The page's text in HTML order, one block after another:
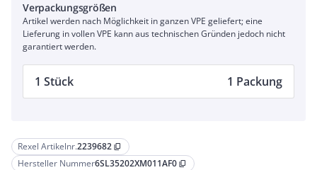
Rexel Artikelnr.2239682 content_copy
Hersteller Nummer6SL35202XM011AF0 content_copy
Verpackungsgrößen
Artikel werden nach Möglichkeit in ganzen VPE geliefert; eine
Lieferung in vollen VPE kann aus technischen Gründen jedoch nicht
garantiert werden.
1 Stück 1 Packung